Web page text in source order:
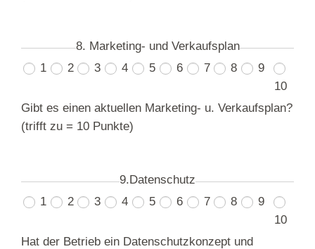
8. Marketing- und Verkaufsplan
1
2 3 4 5 6 7 8
9
10
Gibt es einen aktuellen Marketing- u. Verkaufsplan?
(trifft zu = 10 Punkte)
9.Datenschutz
1
2 3 4 5 6 7 8
9
10
Hat der Betrieb ein Datenschutzkonzept und